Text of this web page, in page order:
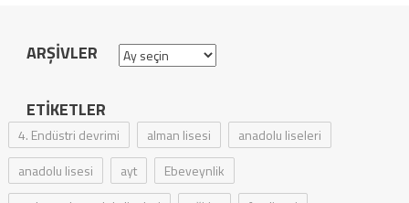
ARŞIVLER Arşivler
ETIKETLER
4. Endüstri devrimi alman lisesi
anadolu liseleri
anadolu lisesi
ayt
Ebeveynlik